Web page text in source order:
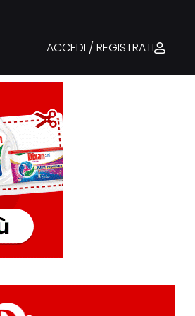
ACCEDI / REGISTRATI